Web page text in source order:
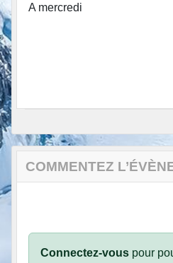
A mercredi
COMMENTEZ
Connectez-vous pour